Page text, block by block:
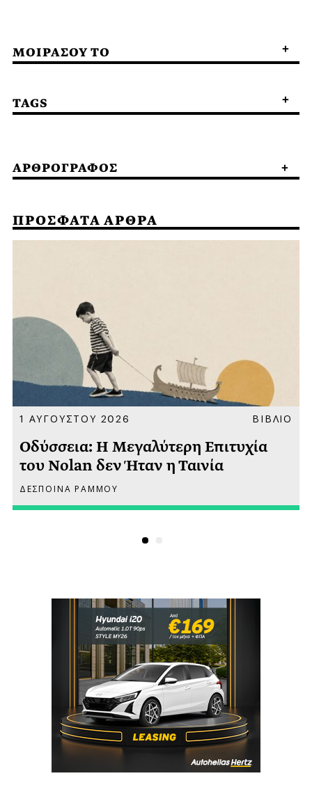
ΜΟΙΡΑΣΟΥ ΤΟ
TAGS
ΑΡΘΡΟΓΡΑΦΟΣ
ΠΡΟΣΦΑΤΑ ΑΡΘΡΑ
1 ΑΥΓΟΥΣΤΟΥ 2026 ΒΙΒΛΙΟ
Οδύσσεια: Η Μεγαλύτερη Επιτυχία
του Nolan δεν Ήταν η Ταινία
ΔΕΣΠΟΙΝΑ ΡΑΜΜΟΥ